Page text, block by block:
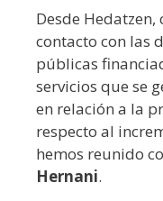
Desde
contacto con las
públicas
servicios que se
en relación a la
respecto al
hemos reunido
Hernani.